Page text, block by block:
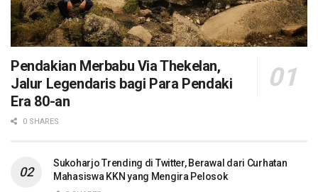
Pendakian Merbabu Via Thekelan,
Jalur Legendaris bagi Para Pendaki
Era 80-an
0 SHARES
Sukoharjo Trending di Twitter, Berawal dari Curhatan
Mahasiswa KKN yang Mengira Pelosok